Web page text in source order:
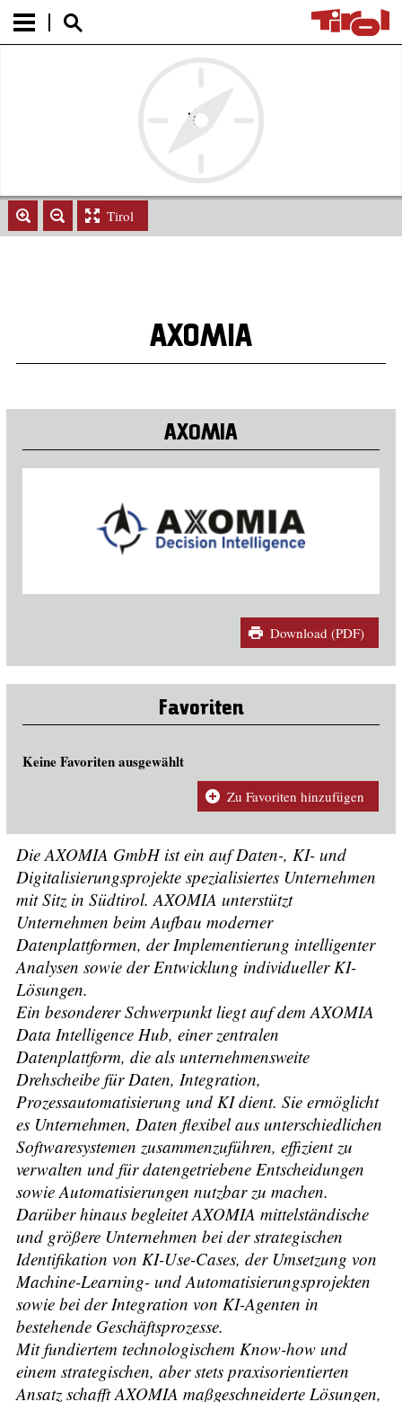
Tirol
AXOMIA
AXOMIA
Download (PDF)
Favoriten
Keine Favoriten ausgewählt
Zu Favoriten hinzufügen
Die AXOMIA GmbH ist ein auf Daten-, KI- und
Digitalisierungsprojekte spezialisiertes Unternehmen
mit Sitz in Südtirol. AXOMIA unterstützt
Unternehmen beim Aufbau moderner
Datenplattformen, der Implementierung intelligenter
Analysen sowie der Entwicklung individueller KI-
Lösungen.
Ein besonderer Schwerpunkt liegt auf dem AXOMIA
Data Intelligence Hub, einer zentralen
Datenplattform, die als unternehmensweite
Drehscheibe für Daten, Integration,
Prozessautomatisierung und KI dient. Sie ermöglicht
es Unternehmen, Daten flexibel aus unterschiedlichen
Softwaresystemen zusammenzuführen, effizient zu
verwalten und für datengetriebene Entscheidungen
sowie Automatisierungen nutzbar zu machen.
Darüber hinaus begleitet AXOMIA mittelständische
und größere Unternehmen bei der strategischen
Identifikation von KI-Use-Cases, der Umsetzung von
Machine-Learning- und Automatisierungsprojekten
sowie bei der Integration von KI-Agenten in
bestehende Geschäftsprozesse.
Mit fundiertem technologischem Know-how und
einem strategischen, aber stets praxisorientierten
Ansatz schafft AXOMIA maßgeschneiderte Lösungen,